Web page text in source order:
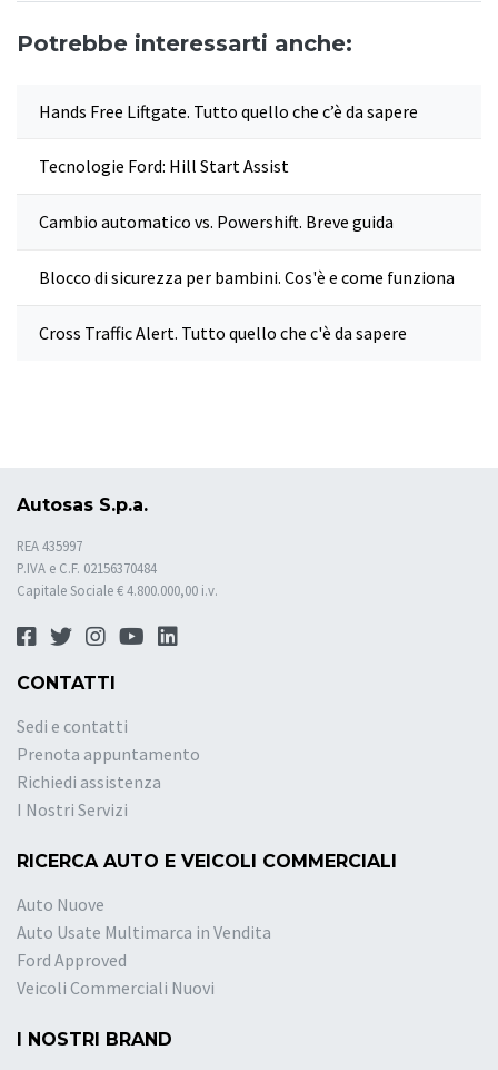
Potrebbe interessarti anche:
Hands Free Liftgate. Tutto quello che c’è da sapere
Tecnologie Ford: Hill Start Assist
Cambio automatico vs. Powershift. Breve guida
Blocco di sicurezza per bambini. Cos'è e come funziona
Cross Traffic Alert. Tutto quello che c'è da sapere
Autosas S.p.a.
REA 435997
P.IVA e C.F. 02156370484
Capitale Sociale € 4.800.000,00 i.v.
CONTATTI
Sedi e contatti
Prenota appuntamento
Richiedi assistenza
I Nostri Servizi
RICERCA AUTO E VEICOLI COMMERCIALI
Auto Nuove
Auto Usate Multimarca in Vendita
Ford Approved
Veicoli Commerciali Nuovi
I NOSTRI BRAND